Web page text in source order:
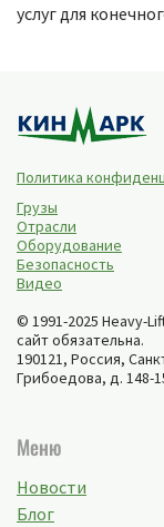
услуг для
Политика
Грузы
Отрасли
Оборудование
Безопасность
Видео
© 1991-2025 Heavy-
сайт обязательна.
190121, Россия,
Грибоедова, д. 148-
Меню
Новости
Блог